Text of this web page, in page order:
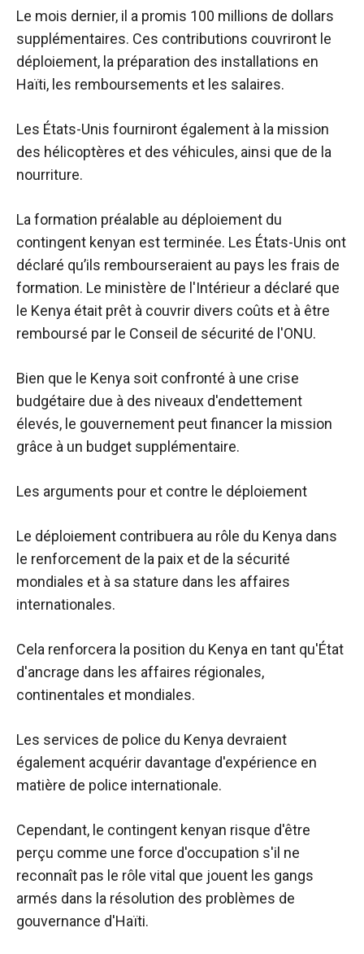
Le mois dernier, il a promis 100 millions de dollars
supplémentaires. Ces contributions couvriront le
déploiement, la préparation des installations en
Haïti, les remboursements et les salaires.
Les États-Unis fourniront également à la mission
des hélicoptères et des véhicules, ainsi que de la
nourriture.
La formation préalable au déploiement du
contingent kenyan est terminée. Les États-Unis ont
déclaré qu’ils rembourseraient au pays les frais de
formation. Le ministère de l'Intérieur a déclaré que
le Kenya était prêt à couvrir divers coûts et à être
remboursé par le Conseil de sécurité de l'ONU.
Bien que le Kenya soit confronté à une crise
budgétaire due à des niveaux d'endettement
élevés, le gouvernement peut financer la mission
grâce à un budget supplémentaire.
Les arguments pour et contre le déploiement
Le déploiement contribuera au rôle du Kenya dans
le renforcement de la paix et de la sécurité
mondiales et à sa stature dans les affaires
internationales.
Cela renforcera la position du Kenya en tant qu'État
d'ancrage dans les affaires régionales,
continentales et mondiales.
Les services de police du Kenya devraient
également acquérir davantage d'expérience en
matière de police internationale.
Cependant, le contingent kenyan risque d'être
perçu comme une force d'occupation s'il ne
reconnaît pas le rôle vital que jouent les gangs
armés dans la résolution des problèmes de
gouvernance d'Haïti.